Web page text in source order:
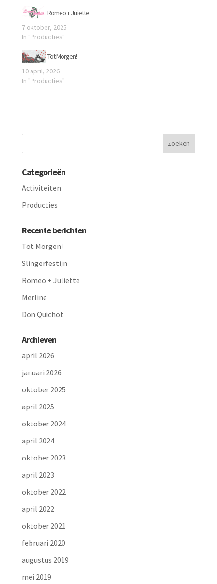
Romeo + Juliette
7 oktober, 2025
In "Producties"
Tot Morgen!
10 april, 2026
In "Producties"
Categorieën
Activiteiten
Producties
Recente berichten
Tot Morgen!
Slingerfestijn
Romeo + Juliette
Merline
Don Quichot
Archieven
april 2026
januari 2026
oktober 2025
april 2025
oktober 2024
april 2024
oktober 2023
april 2023
oktober 2022
april 2022
oktober 2021
februari 2020
augustus 2019
mei 2019